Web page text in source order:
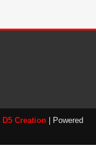
D5 Creation | Powered